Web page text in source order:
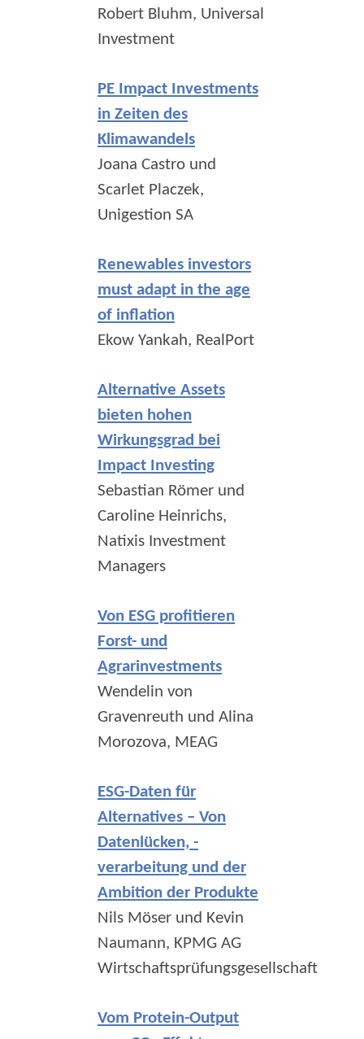
Robert Bluhm, Universal
Investment
PE Impact Investments
in Zeiten des
Klimawandels
Joana Castro und
Scarlet Placzek,
Unigestion SA
Renewables investors
must adapt in the age
of inflation
Ekow Yankah, RealPort
Alternative Assets
bieten hohen
Wirkungsgrad bei
Impact Investing
Sebastian Römer und
Caroline Heinrichs,
Natixis Investment
Managers
Von ESG profitieren
Forst- und
Agrarinvestments
Wendelin von
Gravenreuth und Alina
Morozova, MEAG
ESG-Daten für
Alternatives – Von
Datenlücken, -
verarbeitung und der
Ambition der Produkte
Nils Möser und Kevin
Naumann, KPMG AG
Wirtschaftsprüfungsgesellschaft
Vom Protein-Output